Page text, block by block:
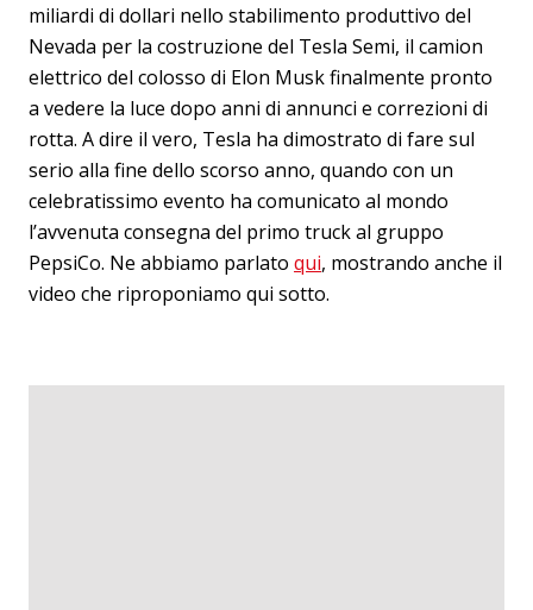
miliardi di dollari nello stabilimento produttivo del
Nevada per la costruzione del Tesla Semi, il camion
elettrico del colosso di Elon Musk finalmente pronto
a vedere la luce dopo anni di annunci e correzioni di
rotta. A dire il vero, Tesla ha dimostrato di fare sul
serio alla fine dello scorso anno, quando con un
celebratissimo evento ha comunicato al mondo
l’avvenuta consegna del primo truck al gruppo
PepsiCo. Ne abbiamo parlato qui, mostrando anche il
video che riproponiamo qui sotto.